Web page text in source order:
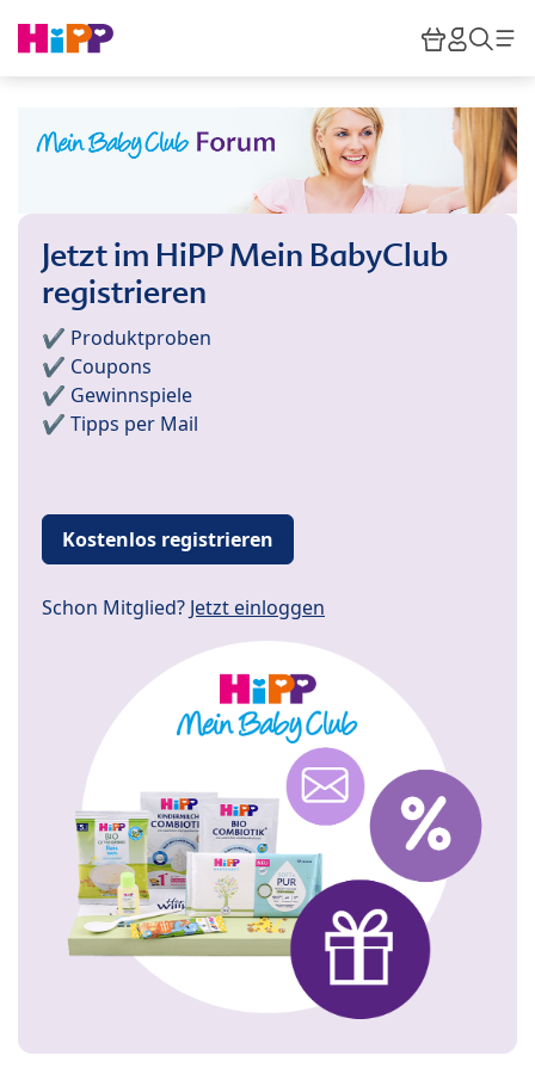
HiPP
Jetzt im HiPP Mein BabyClub
registrieren
✔️ Produktproben
✔️ Coupons
✔️ Gewinnspiele
✔️ Tipps per Mail
Kostenlos registrieren
Schon Mitglied? Jetzt einloggen